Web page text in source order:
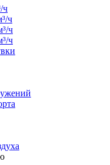
ч
ч
ч
ч